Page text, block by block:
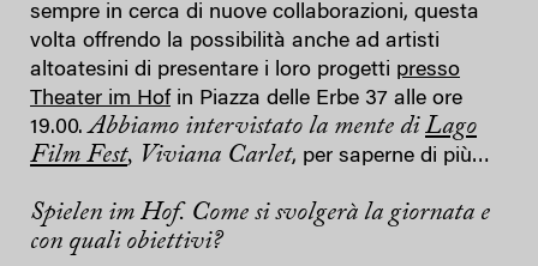
sempre in cerca di nuove collaborazioni, questa
volta offrendo la possibilità anche ad artisti
altoatesini di presentare i loro progetti presso
Theater im Hof in Piazza delle Erbe 37 alle ore
19.00.Abbiamo intervistato la mente diLago
Film Fest, Viviana Carlet, per saperne di più…
Spielen im Hof. Come si svolgerà la giornata e
con quali obiettivi?